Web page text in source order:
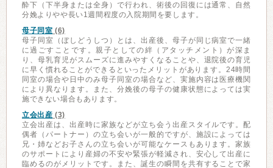
酔下（下半身または全身）で行われ、術後の回復には通常、自然
分娩よりやや長い1週間程度の入院期間を要します。
母子同室 (6)
母子同室（ぼしどうしつ）とは、出産後、母子が同じ病室で一緒
に過ごすことです。親子としての絆（アタッチメント）が深ま
り、母乳育児がスムーズに進みやすくなることや、退院後の育児
に早く慣れることができるといったメリットがあります。24時間
同室の場合や日中のみ母子同室の場合など、実施内容は医療機関
により異なります。また、分娩後の母子の健康状態によっては実
施できない場合もあります。
立会出産 (3)
立会出産は、出産時に家族などが立ち会う出産スタイルです。配
偶者（パートナー）の立ち会いが一般的ですが、施設によっては
兄・姉などお子さんの立ち会いが可能なケースもあります。家族
のサポートにより産婦の不安や緊張が軽減され、安心して出産に
臨めるのがメリットです。また、誕生の瞬間を共有することで家